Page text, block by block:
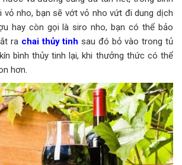
vỏ nho, bạn sẽ vớt vỏ nho vứt đi dung dịch
hay còn gọi là siro nho, bạn có thể bảo
ra chai thủy tinh sau đó bỏ vào trong tủ
bình thủy tinh lại, khi thưởng thức có thể
hơn.